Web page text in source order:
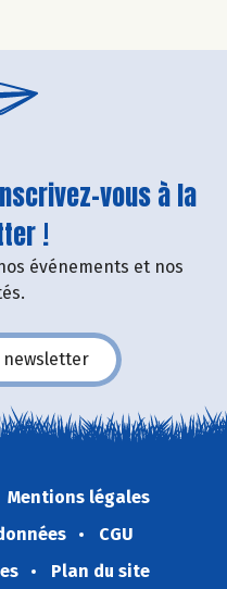
vous à la
!
événements et nos
Mentions légales
CGU
Plan du site